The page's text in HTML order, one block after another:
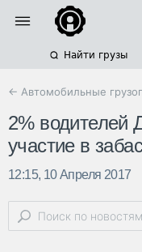
Найти грузы
← Автомобильные
2% водителей
участие в
12:15, 10 Апреля 2017